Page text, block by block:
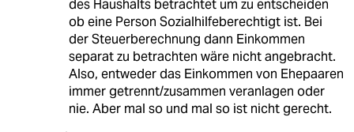
des Haushalts betrachtet um zu entscheiden
ob eine Person Sozialhilfeberechtigt ist. Bei
der Steuerberechnung dann Einkommen
separat zu betrachten wäre nicht angebracht.
Also, entweder das Einkommen von Ehepaaren
immer getrennt/zusammen veranlagen oder
nie. Aber mal so und mal so ist nicht gerecht.